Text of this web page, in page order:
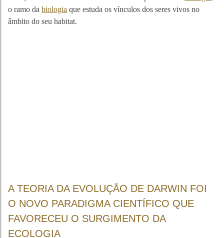
o ramo da biologia que estuda os vínculos dos seres vivos no
âmbito do seu habitat.
A TEORIA DA EVOLUÇÃO DE DARWIN FOI
O NOVO PARADIGMA CIENTÍFICO QUE
FAVORECEU O SURGIMENTO DA
ECOLOGIA